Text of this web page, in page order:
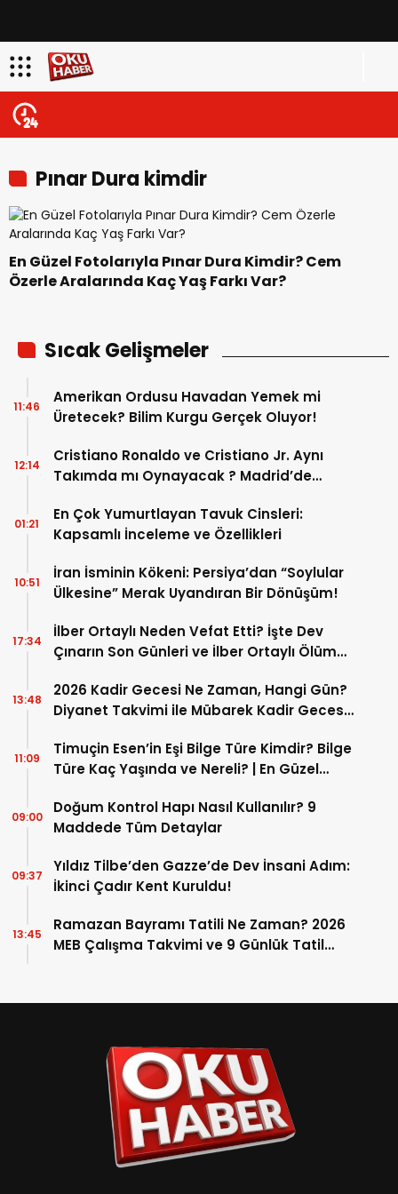
Pınar Dura kimdir
En Güzel Fotolarıyla Pınar Dura Kimdir? Cem
Özerle Aralarında Kaç Yaş Farkı Var?
Sıcak Gelişmeler
Amerikan Ordusu Havadan Yemek mi
Üretecek? Bilim Kurgu Gerçek Oluyor!
11:46
Cristiano Ronaldo ve Cristiano Jr. Aynı
Takımda mı Oynayacak ? Madrid’de
12:14
En Çok Yumurtlayan Tavuk Cinsleri:
Kapsamlı İnceleme ve Özellikleri
01:21
İran İsminin Kökeni: Persiya’dan “Soylular
Ülkesine” Merak Uyandıran Bir Dönüşüm!
10:51
İlber Ortaylı Neden Vefat Etti? İşte Dev
Çınarın Son Günleri ve İlber Ortaylı Ölüm
17:34
2026 Kadir Gecesi Ne Zaman, Hangi Gün?
Diyanet Takvimi ile Mübarek Kadir Gecesi
13:48
Timuçin Esen’in Eşi Bilge Türe Kimdir? Bilge
Türe Kaç Yaşında ve Nereli? | En Güzel
11:09
Doğum Kontrol Hapı Nasıl Kullanılır? 9
Maddede Tüm Detaylar
09:00
Yıldız Tilbe’den Gazze’de Dev İnsani Adım:
İkinci Çadır Kent Kuruldu!
09:37
Ramazan Bayramı Tatili Ne Zaman? 2026
MEB Çalışma Takvimi ve 9 Günlük Tatil
13:45